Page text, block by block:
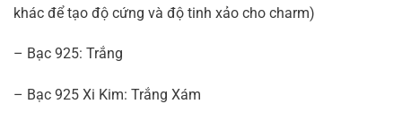
khác để tạo độ cứng và độ tinh xảo cho charm)
– Bạc 925: Trắng
– Bạc 925 Xi Kim: Trắng Xám